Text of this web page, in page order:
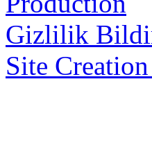
Gizlilik
Site